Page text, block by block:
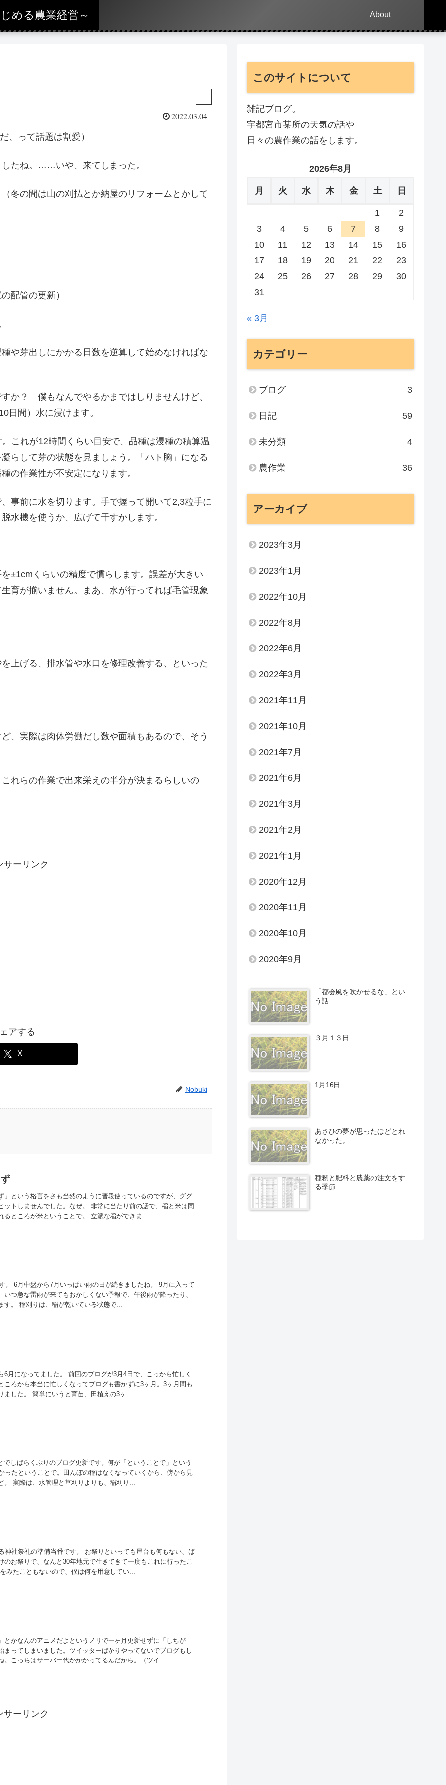
める農業経営～ About
2022.03.04
、って話題は割愛）
たね。……いや、来てしまった。
冬の間は山の刈払とか納屋のリフォームとかして
配管の更新）
や芽出しにかかる日数を逆算して始めなければな
？ 僕もなんでやるかまではしりませんけど、
間）水に浸けます。
これが12時間くらい目安で、品種は浸種の積算温
らして芽の状態を見ましょう。「ハト胸」になる
の作業性が不安定になります。
事前に水を切ります。手で握って開いて2,3粒手に
水機を使うか、広げて干すかします。
±1cmくらいの精度で慣らします。誤差が大きい
育が揃いません。まあ、水が行ってれば毛管現象
上げる、排水管や水口を修理改善する、といった
、実際は肉体労働だし数や面積もあるので、そう
れらの作業で出来栄えの半分が決まるらしいの
サーリンク
アする
X
Nobuki
」という格言をさも当然のように普段使っているのですが、ググ
ットしませんでした。なぜ。 非常に当たり前の話で、稲と米は同
るところが米ということで。 立派な稲ができま...
。 6月中盤から7月いっぱい雨の日が続きましたね。 9月に入って
いつ急な雷雨が来てもおかしくない予報で、午後雨が降ったり、
。 稲刈りは、稲が乾いている状態で...
6月になってました。 前回のブログが3月4日で、こっから忙しく
ろから本当に忙しくなってブログも書かずに3ヶ月。3ヶ月間も
ました。 簡単にいうと育苗、田植えの3ヶ...
でしばらくぶりのブログ更新です。何が「ということで」という
ったということで。田んぼの稲はなくなっていくから、傍から見
。 実際は、水管理と草刈りよりも、稲刈り...
神社祭礼の準備当番です。 お祭りといっても屋台も何もない、ば
のお祭りで、なんと30年地元で生きてきて一度もこれに行ったこ
みたこともないので、僕は何を用意してい...
とかなんのアニメだよというノリで一ヶ月更新せずに「しちが
まってしまいました。ツイッターばかりやってないでブログもし
。こっちはサーバー代がかかってるんだから。（ツイ...
サーリンク
このサイトについて
雑記ブログ。
宇都宮市某所の天気の話や
日々の農作業の話をします。
2026年8月
月 火 水 木 金 土 日
1
2
3
4 5 6 7 8
9
10
11 12 13 14 15
16
17
18 19 20 21 22
23
24
25 26 27 28 29
30
31
« 3月
カテゴリー
ブログ 3
日記 59
未分類 4
農作業 36
アーカイブ
2023年3月
2023年1月
2022年10月
2022年8月
2022年6月
2022年3月
2021年11月
2021年10月
2021年7月
2021年6月
2021年3月
2021年2月
2021年1月
2020年12月
2020年11月
2020年10月
2020年9月
「都会風を吹かせるな」とい
う話
３月１３日
1月16日
あさひの夢が思ったほどとれ
なかった。
種籾と肥料と農薬の注文をす
る季節